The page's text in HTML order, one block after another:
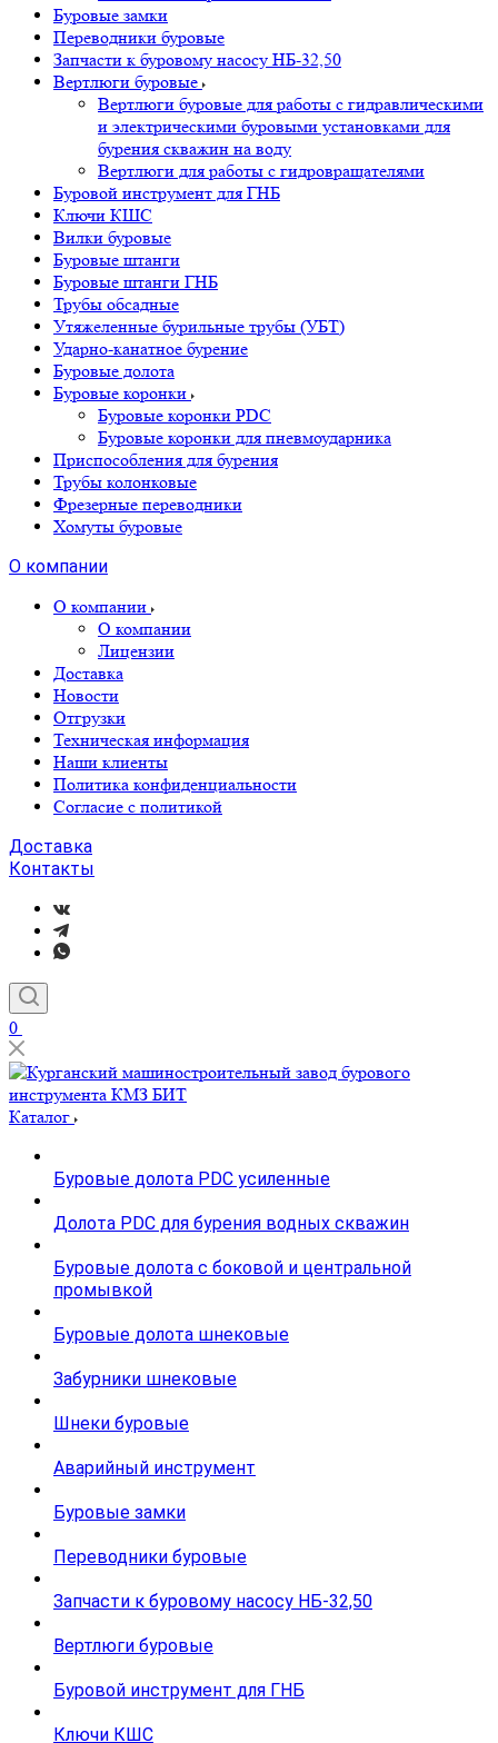
Буровые замки
Переводники буровые
Запчасти к буровому насосу НБ-32,50
Вертлюги буровые
Вертлюги буровые для работы с гидравлическими
и электрическими буровыми установками для
бурения скважин на воду
Вертлюги для работы с гидровращателями
Буровой инструмент для ГНБ
Ключи КШС
Вилки буровые
Буровые штанги
Буровые штанги ГНБ
Трубы обсадные
Утяжеленные бурильные трубы (УБТ)
Ударно-канатное бурение
Буровые долота
Буровые коронки
Буровые коронки PDC
Буровые коронки для пневмоударника
Приспособления для бурения
Трубы колонковые
Фрезерные переводники
Хомуты буровые
О компании
О компании
О компании
Лицензии
Доставка
Новости
Отгрузки
Техническая информация
Наши клиенты
Политика конфиденциальности
Согласие с политикой
Доставка
Контакты
0
Каталог
Буровые долота PDC усиленные
Долота PDC для бурения водных скважин
Буровые долота с бoковой и центральной
промывкой
Буровые долота шнековые
Забурники шнековые
Шнеки буровые
Аварийный инструмент
Буровые замки
Переводники буровые
Запчасти к буровому насосу НБ-32,50
Вертлюги буровые
Буровой инструмент для ГНБ
Ключи КШС